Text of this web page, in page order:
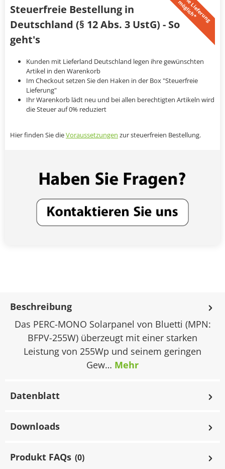
e
m
Steuerfreie Bestellung in
Deutschland (§ 12 Abs. 3 UstG) - So
geht's
Kunden mit Lieferland Deutschland legen ihre gewünschten
Artikel in den Warenkorb
Im Checkout setzen Sie den Haken in der Box "Steuerfreie
Lieferung"
Ihr Warenkorb lädt neu und bei allen berechtigten Artikeln wird
die Steuer auf 0% reduziert
Hier finden Sie dieVoraussetzungen zur steuerfreien Bestellung.
Beschreibung
Das PERC-MONO Solarpanel von Bluetti (MPN:
BFPV-255W) überzeugt mit einer starken
Leistung von 255Wp und seinem geringen
Gew… Mehr
Datenblatt
Downloads
Produkt FAQs (0)